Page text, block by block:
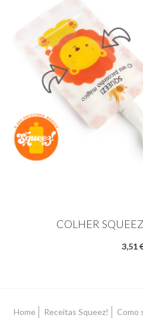
COLHER
3,51
Home Receitas Squeez! Como